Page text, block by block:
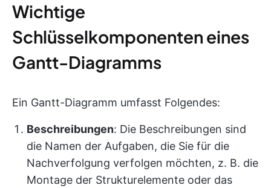
Wichtige
Schlüsselkomponenten eines
Gantt-Diagramms
Ein Gantt-Diagramm umfasst Folgendes:
Beschreibungen: Die Beschreibungen sind
die Namen der Aufgaben, die Sie für die
Nachverfolgung verfolgen möchten, z. B. die
Montage der Strukturelemente oder das